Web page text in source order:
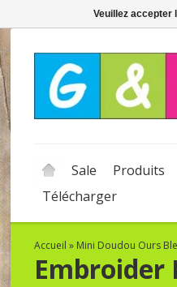
Sale Produits
Télécharger
Accueil » Mini Doudou Ours
Embroider
Veuillez accepter